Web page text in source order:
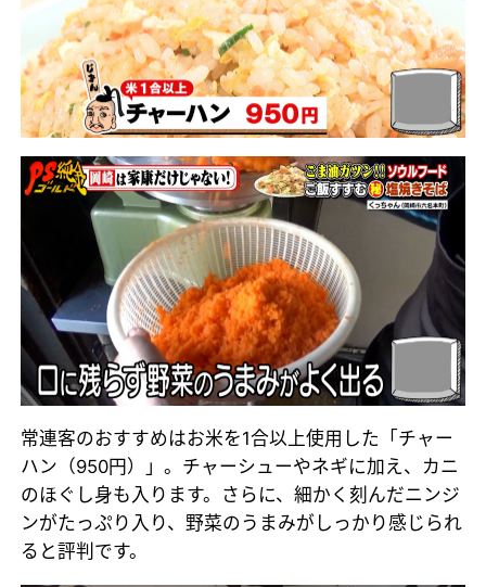
常連客のおすすめはお米を1合以上使用した「チャー
ハン（950円）」。チャーシューやネギに加え、カニ
のほぐし身も入ります。さらに、細かく刻んだニンジ
ンがたっぷり入り、野菜のうまみがしっかり感じられ
ると評判です。